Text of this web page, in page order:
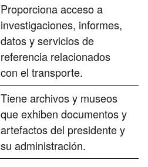
Proporciona acceso a
investigaciones, informes,
datos y servicios de
referencia relacionados
con el transporte.
Tiene archivos y museos
que exhiben documentos y
artefactos del presidente y
su administración.